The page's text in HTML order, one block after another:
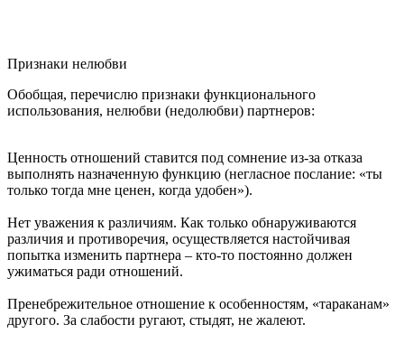
Признаки нелюбви
Обобщая, перечислю признаки функционального
использования, нелюбви (недолюбви) партнеров:
Ценность отношений ставится под сомнение из-за отказа
выполнять назначенную функцию (негласное послание: «ты
только тогда мне ценен, когда удобен»).
Нет уважения к различиям. Как только обнаруживаются
различия и противоречия, осуществляется настойчивая
попытка изменить партнера – кто-то постоянно должен
ужиматься ради отношений.
Пренебрежительное отношение к особенностям, «тараканам»
другого. За слабости ругают, стыдят, не жалеют.